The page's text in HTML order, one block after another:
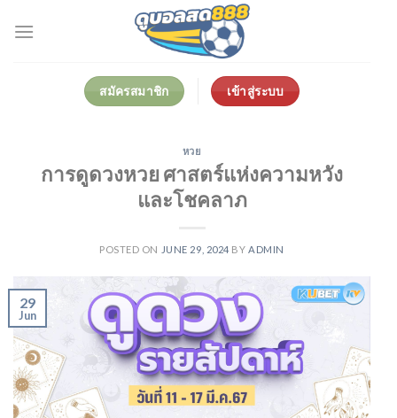
สมัครสมาชิก เข้าสู่ระบบ
หวย
การดูดวงหวย ศาสตร์แห่งความหวัง
และโชคลาภ
POSTED ON JUNE 29, 2024 BY ADMIN
29
Jun